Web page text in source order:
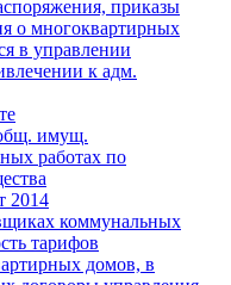
приказы
о многоквартирных
в управлении
к адм.
имущ.
работах по
2014
коммунальных
тарифов
домов, в